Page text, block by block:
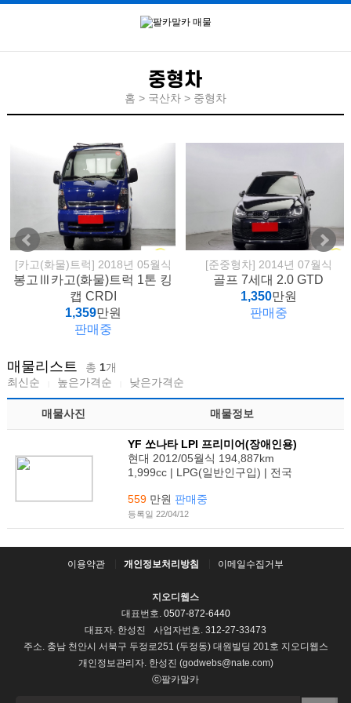
중형차
홈 > 국산차 > 중형차
[카고(화물)트럭] 2018년 05월식
봉고Ⅲ카고(화물)트럭 1톤 킹
캡 CRDI
1,359만원
판매중
[준중형차] 2014년 07월식
골프 7세대 2.0 GTD
1,350만원
판매중
매물리스트 총 1개
최신순
높은가격순 낮은가격순
매물사진 매물정보
YF 쏘나타 LPI 프리미어(장애인용)
현대 2012/05월식 194,887km
1,999cc | LPG(일반인구입) | 전국
559만원 판매중
등록일 22/04/12
이용약관 개인정보처리방침 이메일수집거부
지오디웹스
대표번호. 0507-872-6440
대표자. 한성진
사업자번호. 312-27-33473
주소. 충남 천안시 서북구 두정로251 (두정동) 대원빌딩 201호 지오디웹스
개인정보관리자. 한성진 (godwebs@nate.com)
ⓒ팔카말카